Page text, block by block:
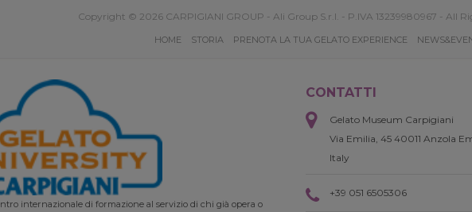
Copyright © 2026 CARPIGIANI GROUP - Ali Group S.r.l. - P.IVA 13239980967 - All
HOME STORIA PRENOTA LA TUA GELATO EXPERIENCE
internazionale di formazione al servizio di chi già opera o
CONTATTI
Gelato Museum Carpigiani
Via Emilia, 45 40011 Anzola
Italy
+39 051 6505306